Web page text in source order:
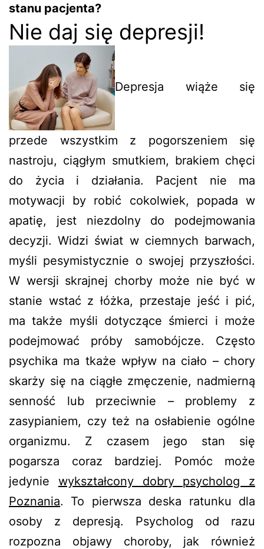
stanu pacjenta?
Nie daj się depresji!
Depresja wiąże się
przede wszystkim z pogorszeniem się
nastroju, ciągłym smutkiem, brakiem chęci
do życia i działania. Pacjent nie ma
motywacji by robić cokolwiek, popada w
apatię, jest niezdolny do podejmowania
decyzji. Widzi świat w ciemnych barwach,
myśli pesymistycznie o swojej przyszłości.
W wersji skrajnej chorby może nie być w
stanie wstać z łóżka, przestaje jeść i pić,
ma także myśli dotyczące śmierci i może
podejmować próby samobójcze. Często
psychika ma tkaże wpływ na ciało – chory
skarży się na ciągłe zmęczenie, nadmierną
senność lub przeciwnie – problemy z
zasypianiem, czy też na osłabienie ogólne
organizmu. Z czasem jego stan się
pogarsza coraz bardziej. Pomóc może
jedynie wykształcony dobry psycholog z
Poznania. To pierwsza deska ratunku dla
osoby z depresją. Psycholog od razu
rozpozna objawy choroby, jak również